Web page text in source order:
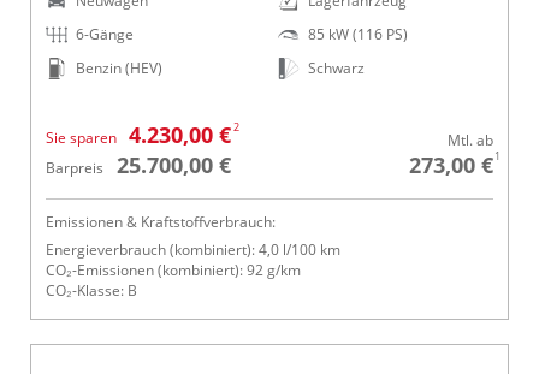
6-Gänge
Benzin (HEV)
85 kW (116 PS)
Schwarz
Sie sparen 4.230,00 €2
Barpreis 25.700,00 €
Mtl. ab
273,00 €1
Emissionen & Kraftstoffverbrauch:
Energieverbrauch (kombiniert): 4,0 l/100 km
CO₂-Emissionen (kombiniert): 92 g/km
CO₂-Klasse: B